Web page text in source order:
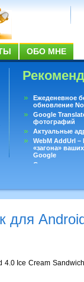
ОБО МНЕ
Ежеденевное
обновление
Google
фотографий
Актуальные
WebM AddUrl
«загона»
Google
Существует
для
Ice Cream